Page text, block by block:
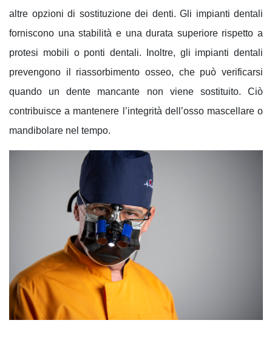
altre opzioni di sostituzione dei denti. Gli impianti dentali
forniscono unastabilità e unadurata superiorerispetto a
protesi mobili o ponti dentali. Inoltre, gli impianti dentali
prevengono il riassorbimento osseo, che può verificarsi
quando un dente mancante non viene sostituito. Ciò
contribuisce a mantenere l’integrità dell’osso mascellareo
mandibolare nel tempo.